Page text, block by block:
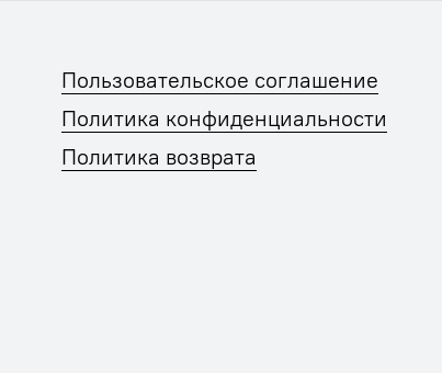
Пользовательское соглашение
Политика конфиденциальности
Политика возврата